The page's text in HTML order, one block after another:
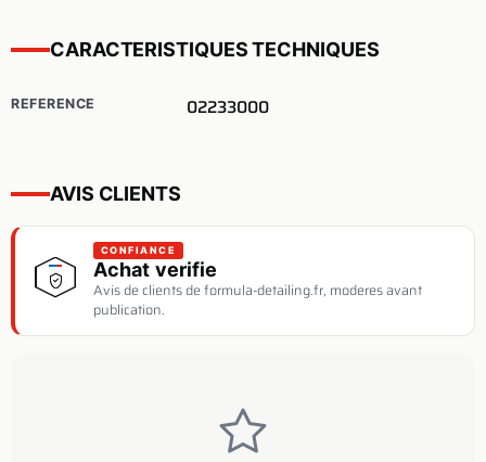
CARACTERISTIQUES TECHNIQUES
REFERENCE 02233000
AVIS CLIENTS
CONFIANCE
Achat verifie
Avis de clients de formula-detailing.fr, moderes avant
publication.